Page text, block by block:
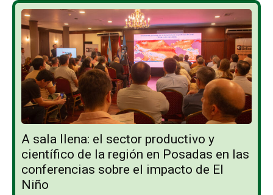
A sala llena: el sector productivo y
científico de la región en Posadas en las
conferencias sobre el impacto de El
Niño